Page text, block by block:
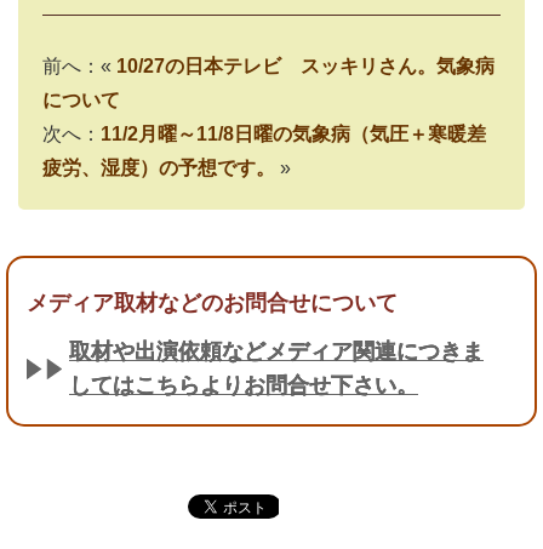
前へ：« 10/27の日本テレビ スッキリさん。気象病
について
次へ： 11/2月曜～11/8日曜の気象病（気圧＋寒暖差
疲労、湿度）の予想です。
»
メディア取材などのお問合せについて
取材や出演依頼などメディア関連につきま
してはこちらよりお問合せ下さい。